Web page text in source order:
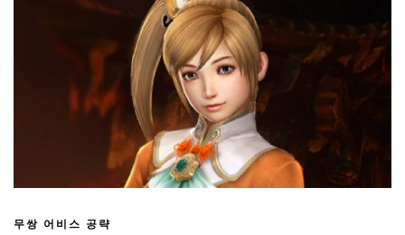
무쌍 어비스 공략